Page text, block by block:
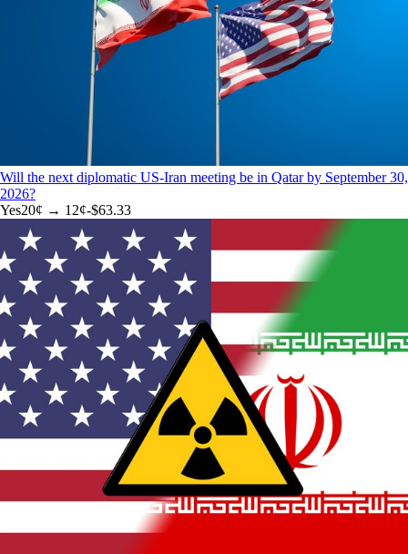
Will the next diplomatic US-Iran meeting be in Qatar by September 30,
2026?
Yes20¢ → 12¢-$63.33